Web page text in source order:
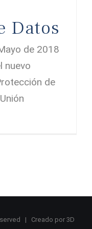
Datos
de 2018
nuevo
de
| Creado por 3D